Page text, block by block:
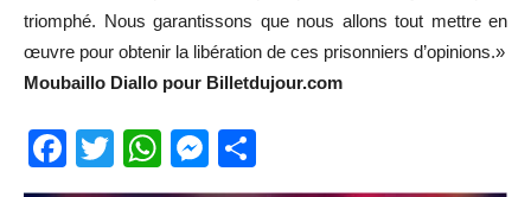
triomphé. Nous garantissons que nous allons tout mettre en
œuvre pour obtenir la libération de ces prisonniers d’opinions.»
Moubaillo Diallo pour Billetdujour.com
Facebook
TwitterWhatsApp
Messenger